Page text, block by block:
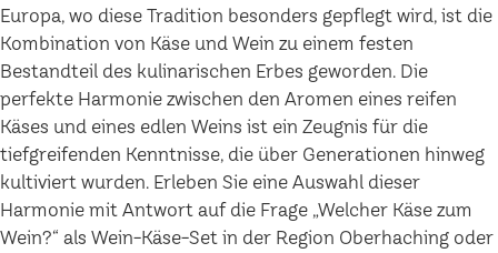
Europa, wo diese Tradition besonders gepflegt wird, ist die
Kombination von Käse und Wein zu einem festen
Bestandteil des kulinarischen Erbes geworden. Die
perfekte Harmonie zwischen den Aromen eines reifen
Käses und eines edlen Weins ist ein Zeugnis für die
tiefgreifenden Kenntnisse, die über Generationen hinweg
kultiviert wurden. Erleben Sie eine Auswahl dieser
Harmonie mit Antwort auf die Frage „Welcher Käse zum
Wein?“ als Wein-Käse-Set in der Region Oberhaching oder